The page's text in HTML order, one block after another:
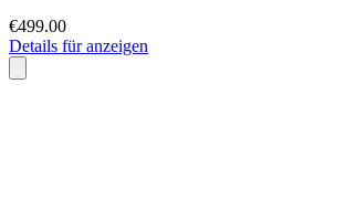
€499.00
Details für anzeigen